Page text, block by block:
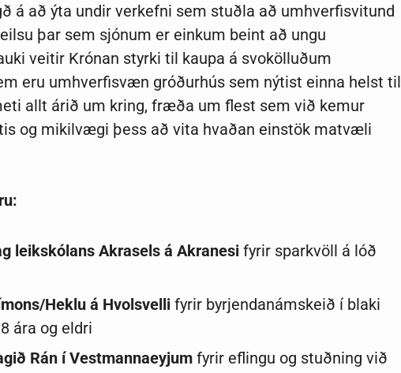
á að ýta undir verkefni sem stuðla að umhverfisvitund
þar sem sjónum er einkum beint að ungu
veitir Krónan styrki til kaupa á svokölluðum
eru umhverfisvæn gróðurhús sem nýtist einna helst til
allt árið um kring, fræða um flest sem við kemur
og mikilvægi þess að vita hvaðan einstök matvæli
leikskólans Akrasels á Akranesi fyrir sparkvöll á lóð
Heklu á Hvolsvelli fyrir byrjendanámskeið í blaki
ára og eldri
Rán í Vestmannaeyjum fyrir eflingu og stuðning við